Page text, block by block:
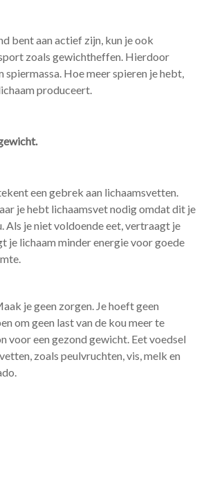
bent aan actief zijn, kun je ook
zoals gewichtheffen. Hierdoor
Hoe meer spieren je hebt,
produceert.
een gebrek aan lichaamsvetten.
je hebt lichaamsvet nodig omdat dit je
Als je niet voldoende eet, vertraagt je
je lichaam minder energie voor goede
je geen zorgen. Je hoeft geen
om geen last van de kou meer te
voor een gezond gewicht. Eet voedsel
zoals peulvruchten, vis, melk en